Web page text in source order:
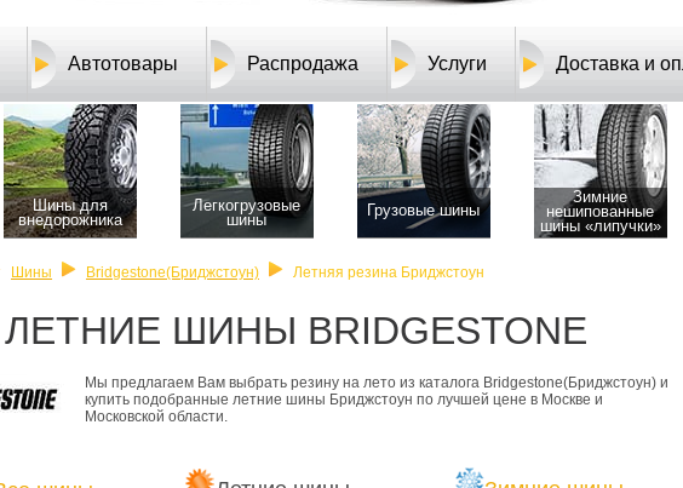
Автотовары Распродажа Услуги Доставка и
Шины для
внедорожника
Легкогрузовые
шины
Грузовые шины
Зимние
нешипованные
шины «липучки»
Шины Bridgestone(Бриджстоун) Летняя резина Бриджстоун
ЛЕТНИЕ ШИНЫ BRIDGESTONE
Мы предлагаем Вам выбрать резину на лето из каталога Bridgestone(Бриджстоун) и
купить подобранные летние шины Бриджстоун по лучшей цене в Москве и
Московской области.